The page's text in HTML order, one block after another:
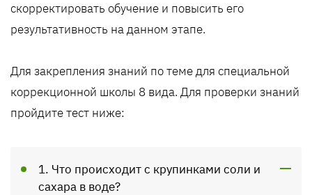
скорректировать обучение и повысить его
результативность на данном этапе.
Для закрепления знаний по теме для специальной
коррекционной школы 8 вида. Для проверки знаний
пройдите тест ниже:
1. Что происходит с крупинками соли и
сахара в воде?